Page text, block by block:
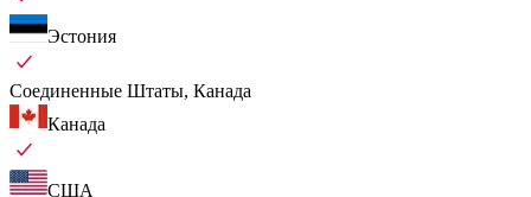
Эстония
Соединенные Штаты, Канада
Канада
США